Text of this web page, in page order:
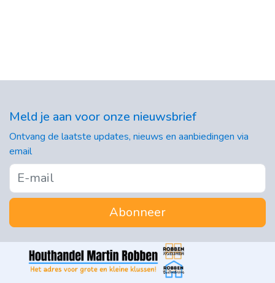
Meld je aan voor onze nieuwsbrief
Ontvang de laatste updates, nieuws en aanbiedingen via
email
Abonneer